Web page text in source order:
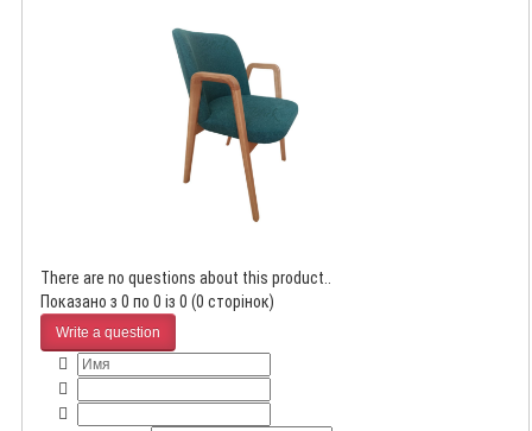
There are no questions about this product..
Показано з 0 по 0 із 0 (0 сторінок)
Write a question